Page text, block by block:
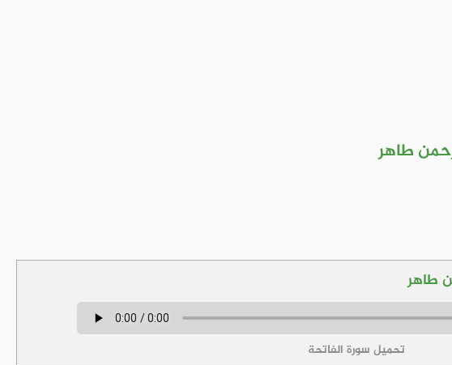
طاهر
طاهر
تحميل سورة الفاتحة